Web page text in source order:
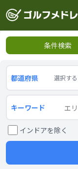
条件検索
都道府県 選択する
キーワード
インドアを除く